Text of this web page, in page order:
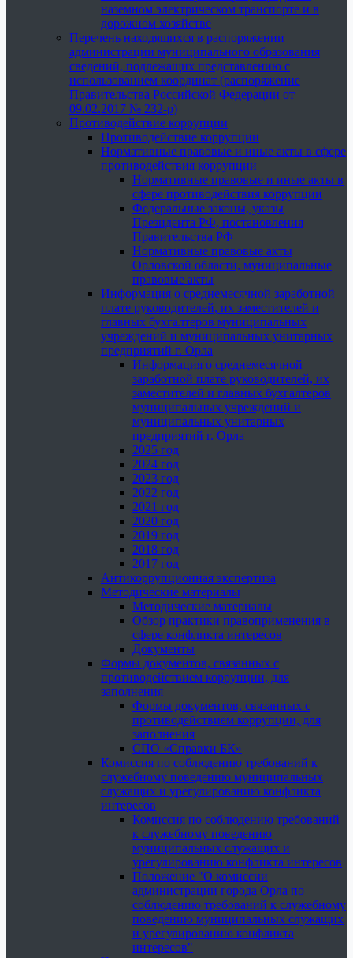
наземном электрическом транспорте и в
дорожном хозяйстве
Перечень находящихся в распоряжении
администрации муниципального образования
сведений, подлежащих представлению с
использованием координат (распоряжение
Правительства Российской Федерации от
09.02.2017 № 232-р)
Противодействие коррупции
Противодействие коррупции
Нормативные правовые и иные акты в сфере
противодействия коррупции
Нормативные правовые и иные акты в
сфере противодействия коррупции
Федеральные законы, указы
Президента РФ, постановления
Правительства РФ
Нормативные правовые акты
Орловской области, муниципальные
правовые акты
Информация о среднемесячной заработной
плате руководителей, их заместителей и
главных бухгалтеров муниципальных
учреждений и муниципальных унитарных
предприятий г. Орла
Информация о среднемесячной
заработной плате руководителей, их
заместителей и главных бухгалтеров
муниципальных учреждений и
муниципальных унитарных
предприятий г. Орла
2025 год
2024 год
2023 год
2022 год
2021 год
2020 год
2019 год
2018 год
2017 год
Антикоррупционная экспертиза
Методические материалы
Методические материалы
Обзор практики правоприменения в
сфере конфликта интересов
Документы
Формы документов, связанных с
противодействием коррупции, для
заполнения
Формы документов, связанных с
противодействием коррупции, для
заполнения
СПО «Справки БК»
Комиссия по соблюдению требований к
служебному поведению муниципальных
служащих и урегулированию конфликта
интересов
Комиссия по соблюдению требований
к служебному поведению
муниципальных служащих и
урегулированию конфликта интересов
Положение "О комиссии
администрации города Орла по
соблюдению требований к служебному
поведению муниципальных служащих
и урегулированию конфликта
интересов"